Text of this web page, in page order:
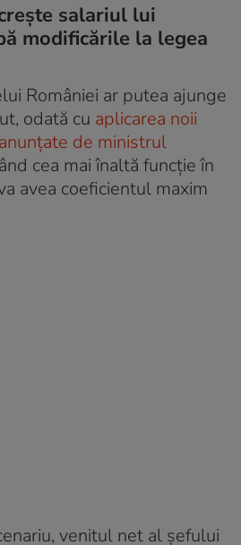
salariul lui
modificările la legea
României ar putea ajunge
odată cu aplicarea noii
de ministrul
cea mai înaltă funcție în
avea coeficientul maxim
venitul net al șefului